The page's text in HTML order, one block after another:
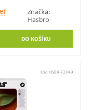
Značka:
Hasbro
Kód: HSBR-F2849